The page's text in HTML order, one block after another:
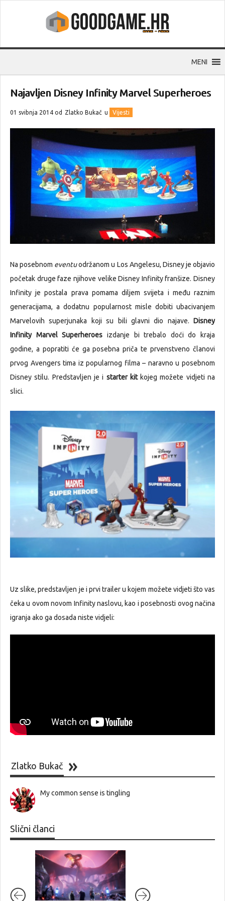
MENI
Najavljen Disney Infinity Marvel Superheroes
01 svibnja 2014 od Zlatko Bukač u Vijesti
Na posebnom eventuodržanom u Los Angelesu, Disney je objavio
početak druge faze njihove velike Disney Infinity franšize. Disney
Infinity je postala prava pomama diljem svijeta i među raznim
generacijama, a dodatnu popularnost misle dobiti ubacivanjem
Marvelovih superjunaka koji su bili glavni dio najave. Disney
Infinity Marvel Superheroes izdanje bi trebalo doći do kraja
godine, a popratiti će ga posebna priča te prvenstveno članovi
prvog Avengers tima iz popularnog filma – naravno u posebnom
Disney stilu. Predstavljen je i starter kitkojeg možete vidjeti na
slici.
Uz slike, predstavljen je i prvi trailer u kojem možete vidjeti što vas
čeka u ovom novom Infinity naslovu, kao i posebnosti ovog načina
igranja ako ga dosada niste vidjeli:
Zlatko Bukač
My common sense is tingling
Slični članci